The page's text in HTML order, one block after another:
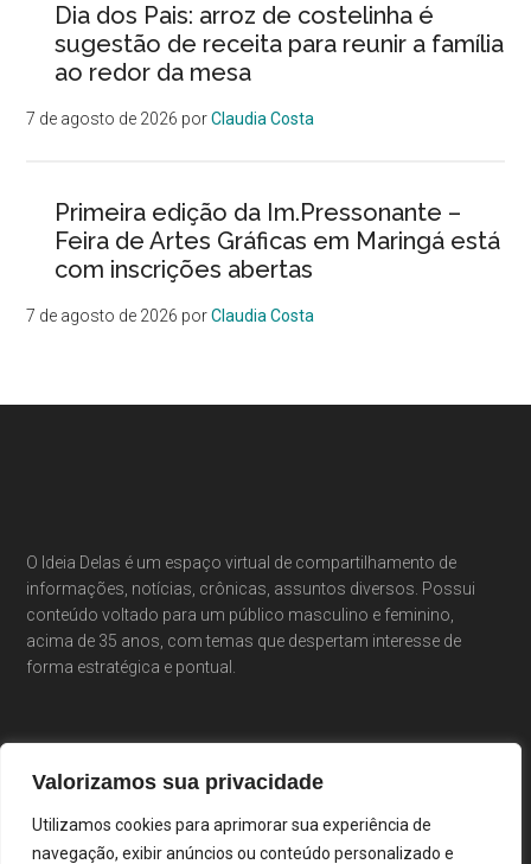
Valorizamos sua privacidade
Utilizamos cookies para aprimorar sua experiência de
navegação, exibir anúncios ou conteúdo personalizado e
Dia dos Pais: arroz de costelinha é
sugestão de receita para reunir a família
ao redor da mesa
7 de agosto de 2026 porClaudia Costa
Primeira edição da Im.Pressonante –
Feira de Artes Gráficas em Maringá está
com inscrições abertas
7 de agosto de 2026 porClaudia Costa
O Ideia Delas é um espaço virtual de compartilhamento de
informações, notícias, crônicas, assuntos diversos. Possui
conteúdo voltado para um público masculino e feminino,
acima de 35 anos, com temas que despertam interesse de
forma estratégica e pontual.